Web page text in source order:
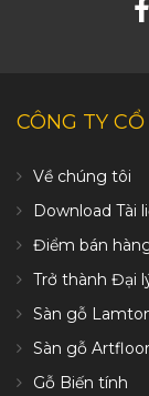
CÔNG TY
Về chúng tôi
Download Tài
Điểm bán
Trở thành Đại
Sàn gỗ
Sàn gỗ Artfloor
Gỗ Biến tính